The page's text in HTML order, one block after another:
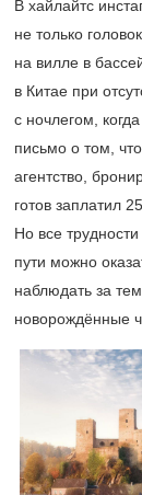
В хайлайтс
не только
на вилле в
в Китае при
с ночлегом,
письмо о том,
агентство,
готов заплатил
Но все
пути можно
наблюдать за
новорождённые